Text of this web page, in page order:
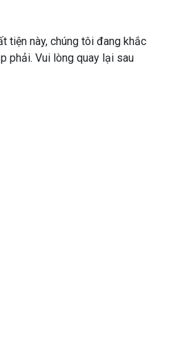
tiện này, chúng tôi đang khắc
phải. Vui lòng quay lại sau